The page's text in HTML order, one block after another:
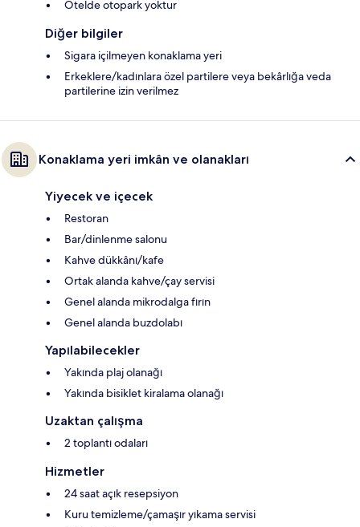
Otelde otopark yoktur
Diğer bilgiler
Sigara içilmeyen konaklama yeri
Erkeklere/kadınlara özel partilere veya bekârlığa veda
partilerine izin verilmez
Konaklama yeri imkân ve olanakları
Yiyecek ve içecek
Restoran
Bar/dinlenme salonu
Kahve dükkânı/kafe
Ortak alanda kahve/çay servisi
Genel alanda mikrodalga fırın
Genel alanda buzdolabı
Yapılabilecekler
Yakında plaj olanağı
Yakında bisiklet kiralama olanağı
Uzaktan çalışma
2 toplantı odaları
Hizmetler
24 saat açık resepsiyon
Kuru temizleme/çamaşır yıkama servisi